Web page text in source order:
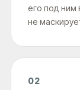
его под ним
не
02